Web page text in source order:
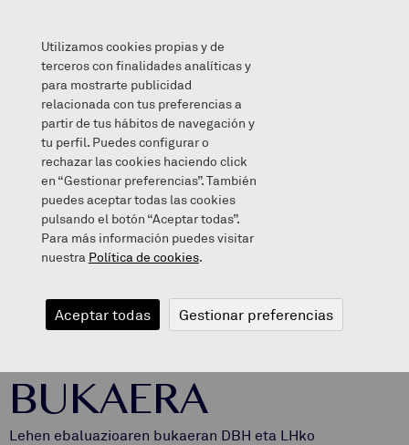
LEHEN EBALUAZIOAREN BUKAERA
2019/11/29
LEHEN
EBALUAZIOAREN
BUKAERA
Lehen ebaluazioaren bukaeran DBH eta LHko
Utilizamos cookies propias y de
terceros con finalidades analíticas y
para mostrarte publicidad
relacionada con tus preferencias a
partir de tus hábitos de navegación y
tu perfil. Puedes configurar o
rechazar las cookies haciendo click
en “Gestionar preferencias”. También
puedes aceptar todas las cookies
pulsando el botón “Aceptar todas”.
Para más información puedes visitar
nuestra Política de cookies.
Aceptar todas Gestionar preferencias